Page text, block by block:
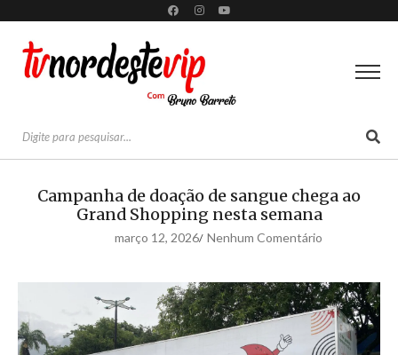
Campanha de doação de sangue chega ao
Grand Shopping nesta semana
março 12, 2026/ Nenhum Comentário